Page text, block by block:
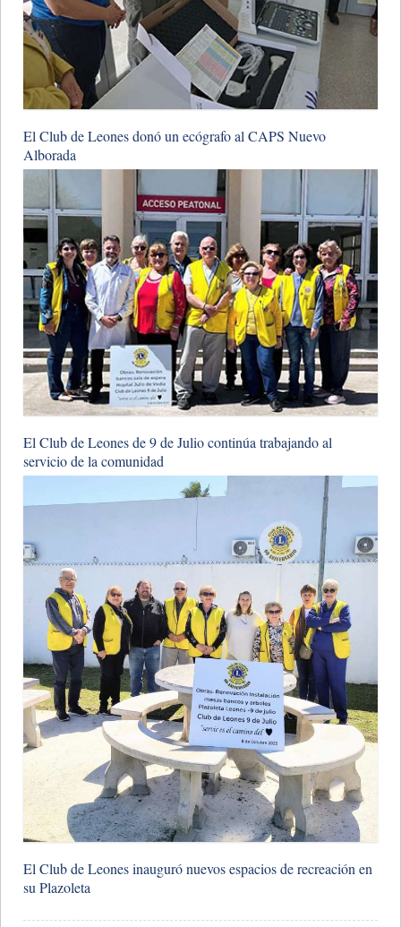
​El Club de Leones donó un ecógrafo al CAPS Nuevo
Alborada
​El Club de Leones de 9 de Julio continúa trabajando al
servicio de la comunidad
​El Club de Leones inauguró nuevos espacios de recreación en
su Plazoleta